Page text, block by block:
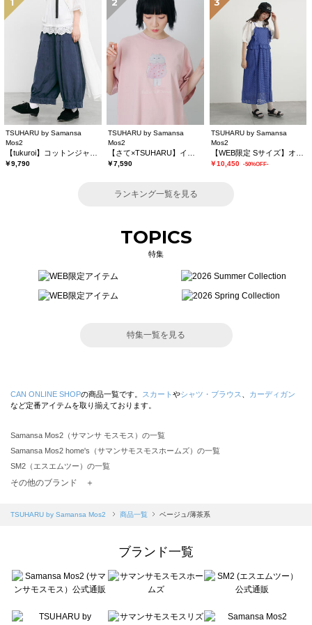
TSUHARU by Samansa
Mos2
￥9,790
TSUHARU by Samansa
Mos2
￥7,590
TSUHARU by Samansa
Mos2
￥10,450 -50%OFF-
ランキング一覧を見る
TOPICS
特集
特集一覧を見る
CAN ONLINE SHOPの商品一覧です。 スカート やシャツ・ブラウス
カーディガン
など定番アイテムを取り揃えております。
Samansa Mos2（サマンサ モスモス）の一覧
Samansa Mos2 home's（サマンサモスモスホームズ）の一覧
SM2（エスエムツー）の一覧
TSUHARU by Samansa Mos2（ツハルバイサマンサモスモス）の一覧
Samansa Mos2 blue（サマンサモスモス ブルー）の一覧
Te chichi（テチチ）の一覧
Te chichi CLASSIC（テチチ クラシック）の一覧
Lugnoncure（ルノンキュール）の一覧
その他のブランド ＋
TSUHARU by Samansa Mos2 商品一覧 ベージュ/薄茶系
ブランド一覧